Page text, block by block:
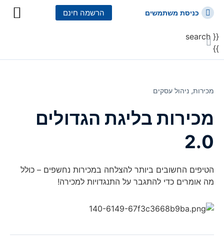
כניסת משתמשים הרשמה חינם
{{ search
}}
מכירות⸲ ניהול עסקים
מכירות בליגת הגדולים
2.0
הטיפים החשובים ביותר להצלחה במכירות נחשפים – כולל
מה אומרים כדי להתגבר על התנגדויות למכירה!